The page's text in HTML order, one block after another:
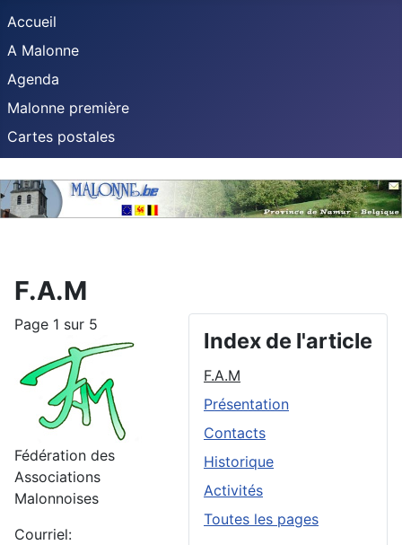
Accueil
A Malonne
Agenda
Malonne première
Cartes postales
F.A.M
Index de l'article
F.A.M
Présentation
Contacts
Historique
Activités
Toutes les pages
Page 1 sur 5
Fédération des
Associations
Malonnoises
Courriel: